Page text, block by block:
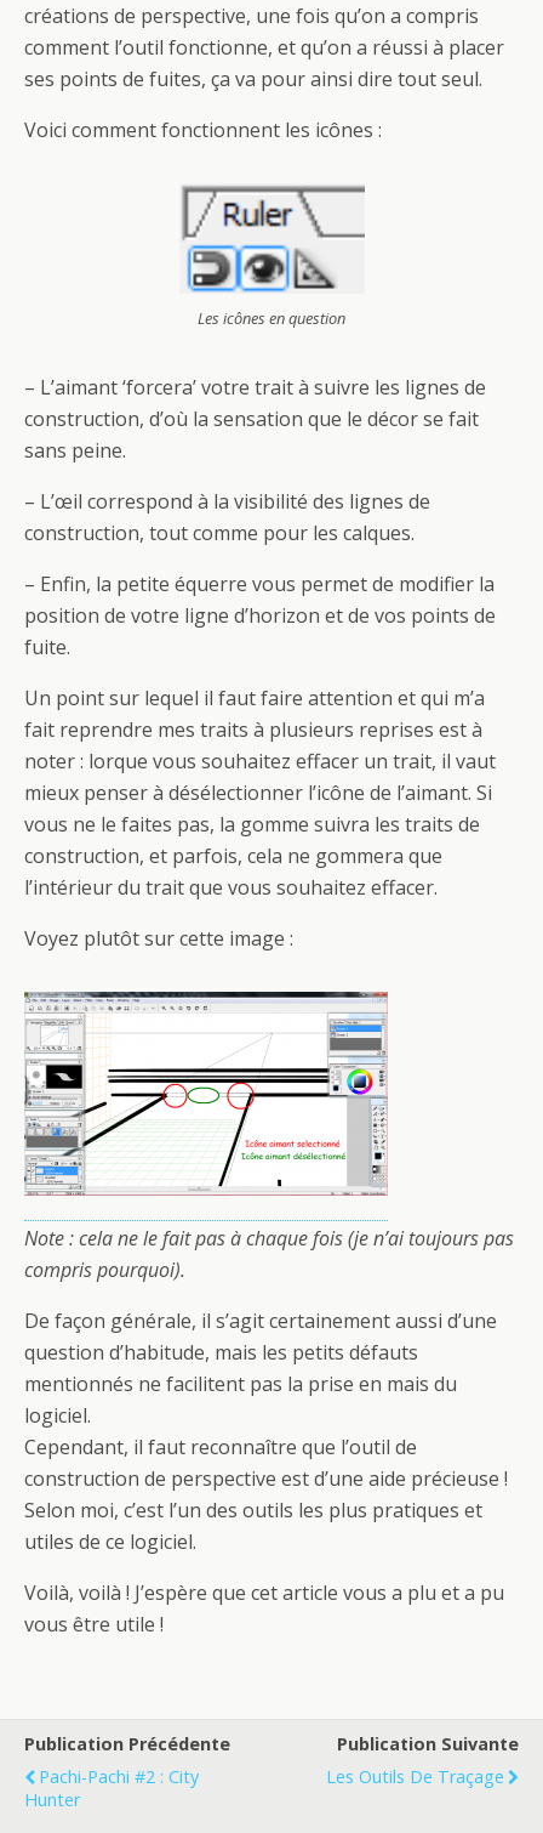
créations de perspective, une fois qu’on a compris
comment l’outil fonctionne, et qu’on a réussi à placer
ses points de fuites, ça va pour ainsi dire tout seul.
Voici comment fonctionnent les icônes :
Les icônes en question
– L’aimant ‘forcera’ votre trait à suivre les lignes de
construction, d’où la sensation que le décor se fait
sans peine.
– L’œil correspond à la visibilité des lignes de
construction, tout comme pour les calques.
– Enfin, la petite équerre vous permet de modifier la
position de votre ligne d’horizon et de vos points de
fuite.
Un point sur lequel il faut faire attention et qui m’a
fait reprendre mes traits à plusieurs reprises est à
noter : lorque vous souhaitez effacer un trait, il vaut
mieux penser à désélectionner l’icône de l’aimant. Si
vous ne le faites pas, la gomme suivra les traits de
construction, et parfois, cela ne gommera que
l’intérieur du trait que vous souhaitez effacer.
Voyez plutôt sur cette image :
Note : cela ne le fait pas à chaque fois (je n’ai toujours pas
compris pourquoi).
De façon générale, il s’agit certainement aussi d’une
question d’habitude, mais les petits défauts
mentionnés ne facilitent pas la prise en mais du
logiciel.
Cependant, il faut reconnaître que l’outil de
construction de perspective est d’une aide précieuse !
Selon moi, c’est l’un des outils les plus pratiques et
utiles de ce logiciel.
Voilà, voilà ! J’espère que cet article vous a plu et a pu
vous être utile !
Publication Précédente
Pachi-Pachi #2 : City
Hunter
Publication Suivante
Les Outils De Traçage